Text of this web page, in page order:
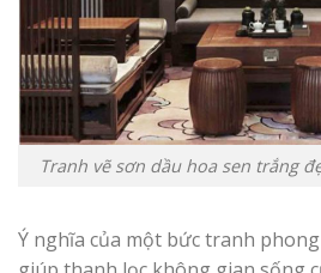
Tranh vẽ sơn dầu hoa sen trắng
Ý nghĩa của một bức tranh